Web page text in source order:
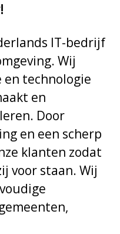
IT-bedrijf
Wij
technologie
en
Door
en een scherp
klanten zodat
voor staan. Wij